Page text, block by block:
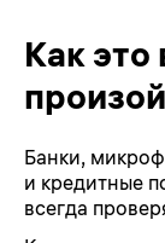
Как
Банки,
и кредитные
всегда